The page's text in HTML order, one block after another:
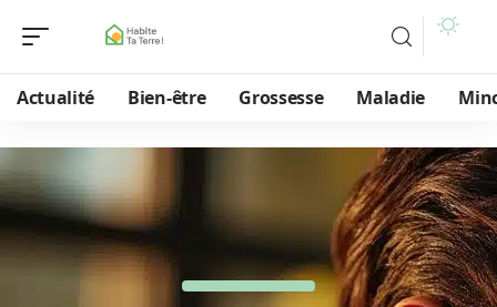
Actualité Bien-être Grossesse Maladie